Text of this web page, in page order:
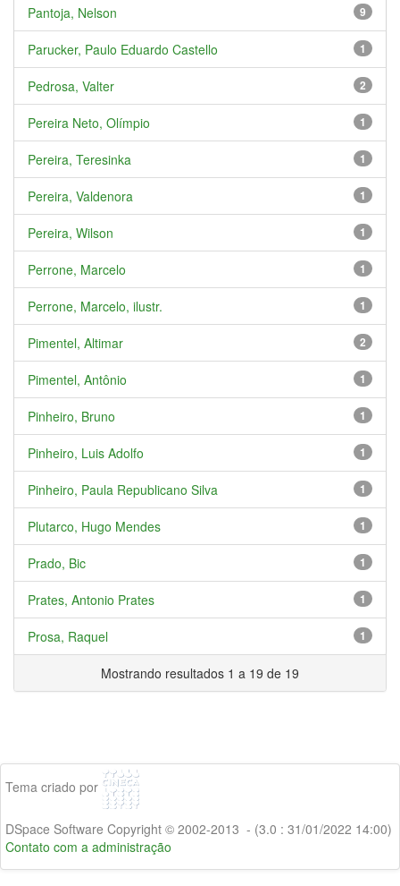
Pantoja, Nelson 9
Parucker, Paulo Eduardo Castello 1
Pedrosa, Valter 2
Pereira Neto, Olímpio 1
Pereira, Teresinka 1
Pereira, Valdenora 1
Pereira, Wilson 1
Perrone, Marcelo 1
Perrone, Marcelo, ilustr. 1
Pimentel, Altimar 2
Pimentel, Antônio 1
Pinheiro, Bruno 1
Pinheiro, Luis Adolfo 1
Pinheiro, Paula Republicano Silva 1
Plutarco, Hugo Mendes 1
Prado, Bic 1
Prates, Antonio Prates 1
Prosa, Raquel 1
Mostrando resultados 1 a 19 de 19
Tema criado por
DSpace Software Copyright © 2002-2013 - (3.0 : 31/01/2022 14:00)
Contato com a administração